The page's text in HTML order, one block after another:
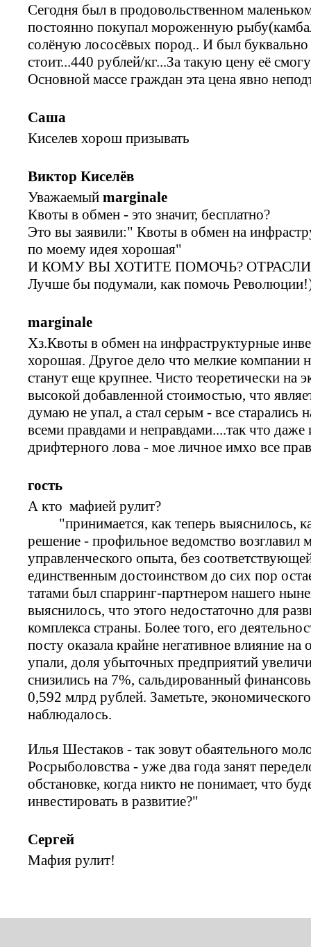
Сегодня был в продовольственном
постоянно покупал мороженную
солёную лососёвых пород.. И был
стоит...440 рублей/кг...За такую цену её
Основной массе граждан эта цена явно
Саша
Киселев хорош призывать
Виктор Киселёв
Уважаемый marginale
Квоты в обмен - это значит, бесплатно?
Это вы заявили:" Квоты в обмен на
по моему идея хорошая"
И КОМУ ВЫ ХОТИТЕ ПОМОЧЬ?
Лучше бы подумали, как помочь
marginale
Хз.Квоты в обмен на инфраструктурные
хорошая. Другое дело что мелкие компании
станут еще крупнее. Чисто теоретически на
высокой добавленной стоимостью, что
думаю не упал, а стал серым - все
всеми правдами и неправдами....так что
дрифтерного лова - мое личное имхо все
гость
А кто мафией рулит?
"принимается, как теперь выяснилось,
решение - профильное ведомство возглавил
управленческого опыта, без
единственным достоинством до сих пор
татами был спарринг-партнером нашего
выяснилось, что этого недостаточно для
комплекса страны. Более того, его
посту оказала крайне негативное влияние
упали, доля убыточных предприятий
снизились на 7%, cальдированный
0,592 млрд рублей. Заметьте,
наблюдалось.
Илья Шестаков - так зовут обаятельного
Росрыболовства - уже два года занят
обстановке, когда никто не понимает, что
инвестировать в развитие?"
Сергей
Мафия рулит!